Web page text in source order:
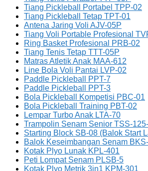
Tiang Pickleball Portabel TPP-02
Tiang Pickleball Tetap TPT-01
Antena Jaring Voli AJV-05P
Tiang Voli Portable Profesional
Ring Basket Profesional PRB-02
Tiang Tenis Tetap TTT-05P
Matras Atletik Anak MAA-612
Line Bola Voli Pantai LVP-02
Paddle Pickleball PPT-7
Paddle Pickleball PPT-3
Bola Pickleball Kompetisi PBC-01
Bola Pickleball Training PBT-02
Lempar Turbo Anak LTA-70
Trampolin Senam Senior TSS-
Starting Block SB-08 (Balok Start
Balok Keseimbangan Senam
Kotak Plyo Lunak KPL-401
Peti Lompat Senam PLSB-5
Kotak Plyo Metrik 3in1 KPM-301